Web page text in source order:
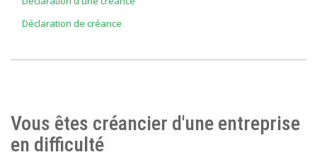
Déclaration de créance
Vous êtes créancier d'une entreprise
en difficulté